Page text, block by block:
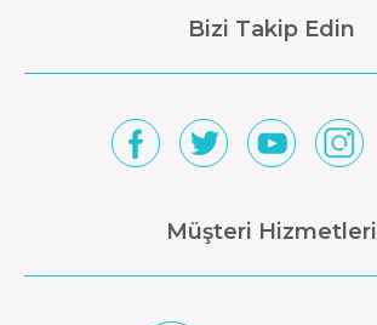
Bizi Takip Edin
Müşteri Hizmetleri